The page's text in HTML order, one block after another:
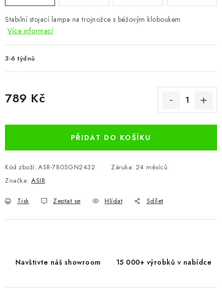
VÝPRODEJ
Vše o nákupu
Stabilní stojací lampa na trojnožce s béžovým kloboukem.
Více informací
3-6 týdnů
789 Kč
PŘIDAT DO KOŠÍKU
Kód zboží: ASR-780SGN2432 Záruka: 24 měsíců
Značka: ASIR
Tisk Zeptat se Hlídat Sdílet
Navštivte náš showroom 15 000+ výrobků v nabídce